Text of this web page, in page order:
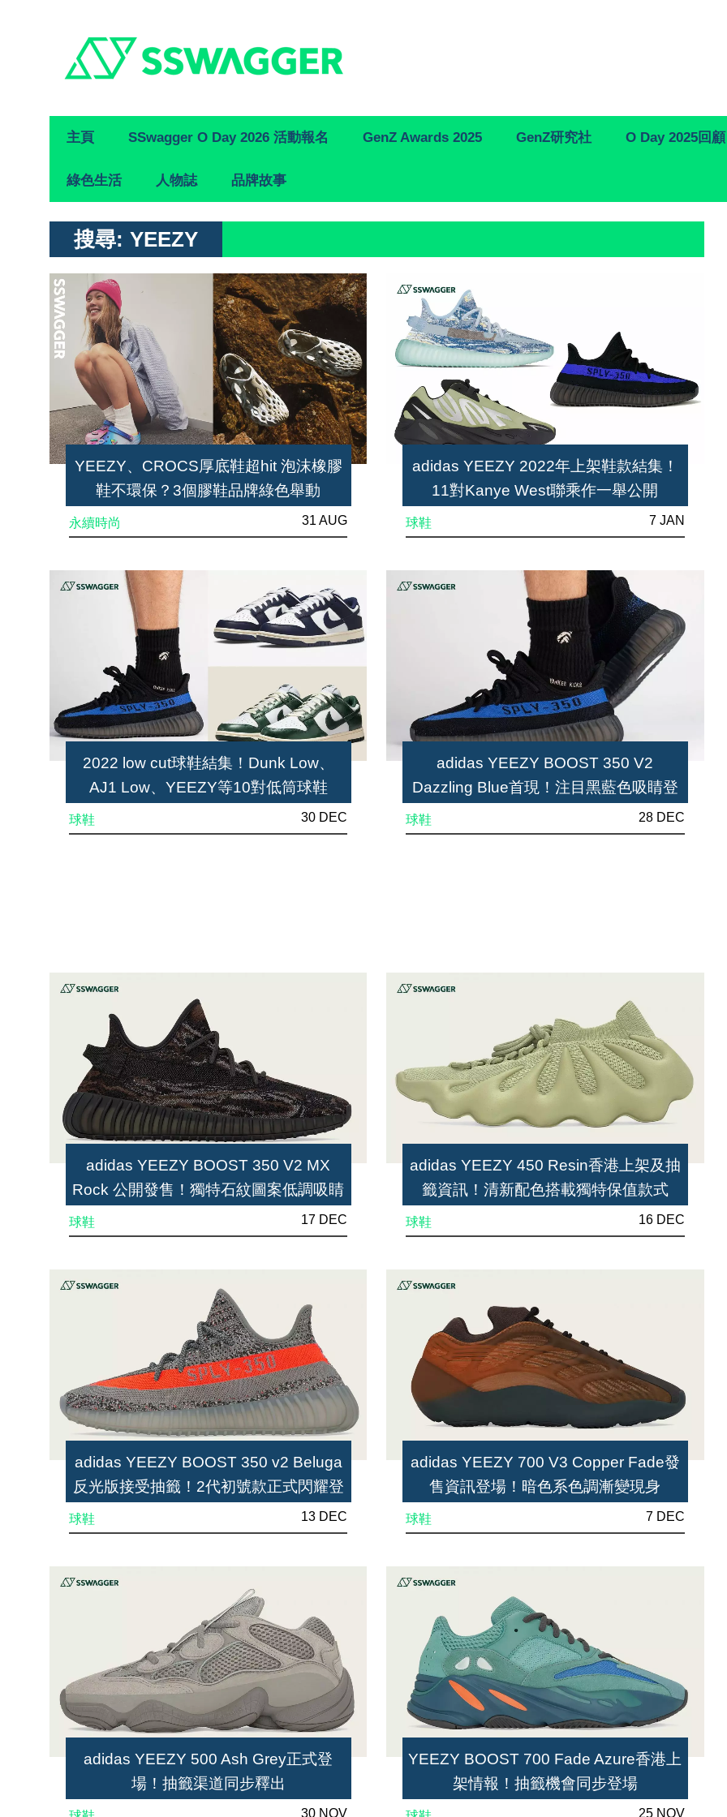
Primary
Navigation
主頁 SSwagger O Day 2026 活動報名 GenZ Awards 2025 GenZ研究社 O Day 2025回顧
綠色生活 人物誌 品牌故事
搜尋: YEEZY
YEEZY、CROCS厚底鞋超hit 泡沫橡膠
鞋不環保？3個膠鞋品牌綠色舉動
永續時尚 31 AUG
2022 low cut球鞋結集！Dunk Low、
AJ1 Low、YEEZY等10對低筒球鞋
球鞋 30 DEC
adidas YEEZY BOOST 350 V2 MX
Rock 公開發售！獨特石紋圖案低調吸睛
球鞋 17 DEC
adidas YEEZY BOOST 350 v2 Beluga
反光版接受抽籤！2代初號款正式閃耀登
球鞋 13 DEC
adidas YEEZY 500 Ash Grey正式登
場！抽籤渠道同步釋出
30 NOV
adidas YEEZY 2022年上架鞋款結集！
11對Kanye West聯乘作一舉公開
球鞋 7 JAN
adidas YEEZY BOOST 350 V2
Dazzling Blue首現！注目黑藍色吸睛登
球鞋 28 DEC
adidas YEEZY 450 Resin香港上架及抽
籤資訊！清新配色搭載獨特保值款式
球鞋 16 DEC
adidas YEEZY 700 V3 Copper Fade發
售資訊登場！暗色系色調漸變現身
球鞋 7 DEC
YEEZY BOOST 700 Fade Azure香港上
架情報！抽籤機會同步登場
25 NOV